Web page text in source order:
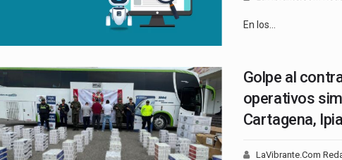
En los…
Golpe al
operativos
Cartagena,
LaVibrante.Com